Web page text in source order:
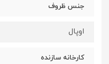
جنس ظروف
اوپال
کارخانه سازنده